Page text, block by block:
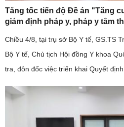
Tăng tốc tiến độ Đề án "Tăng
giám định pháp y, pháp y tâm
Chiều 4/8, tại trụ sở Bộ Y tế, GS.TS
Bộ Y tế, Chủ tịch Hội đồng Y khoa
tra, đôn đốc việc triển khai Quyết